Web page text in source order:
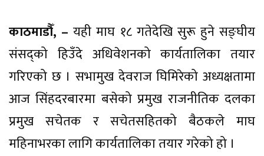
काठमाडौँ, – यही माघ १८ गतेदेखि सुरू हुने सङ्घीय
संसद्को हिउँदे अधिवेशनको कार्यतालिका तयार
गरिएको छ । सभामुख देवराज घिमिरेको अध्यक्षतामा
आज सिंहदरबारमा बसेको प्रमुख राजनीतिक दलका
प्रमुख सचेतक र सचेतसहितको बैठकले माघ
महिनाभरका लागि कार्यतालिका तयार गरेको हो ।